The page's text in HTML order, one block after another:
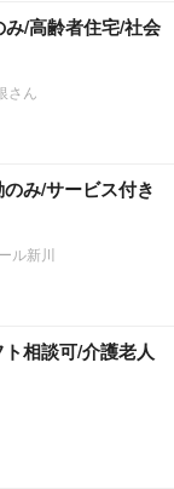
み/高齢者住宅/社会
さん
み/サービス付き
ル新川
相談可/介護老人